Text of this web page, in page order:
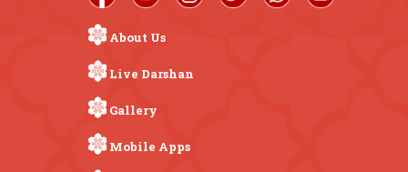
About Us
Live Darshan
Gallery
Mobile Apps